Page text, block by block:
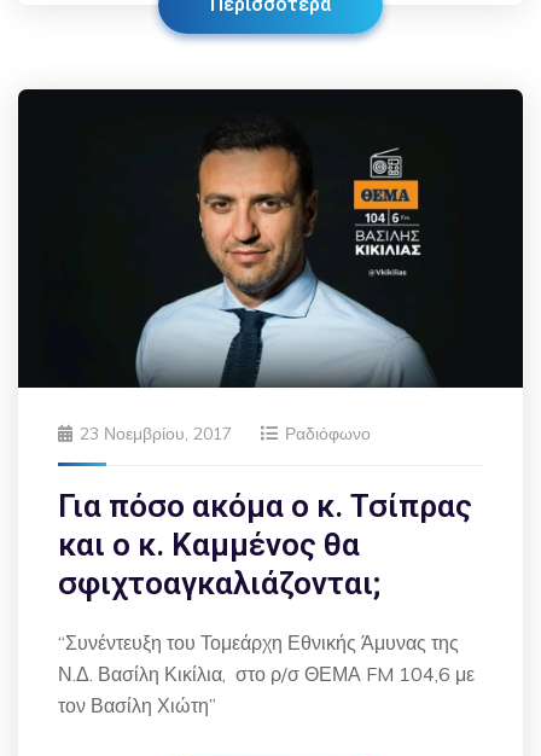
23 Νοεμβρίου, 2017 Ραδιόφωνο
Για πόσο ακόμα ο κ. Τσίπρας
και ο κ. Καμμένος θα
σφιχτοαγκαλιάζονται;
“Συνέντευξη του Τομεάρχη Εθνικής Άμυνας της
Ν.Δ. Βασίλη Κικίλια, στο ρ/σ ΘΕΜΑ FM 104,6 με
τον Βασίλη Χιώτη”